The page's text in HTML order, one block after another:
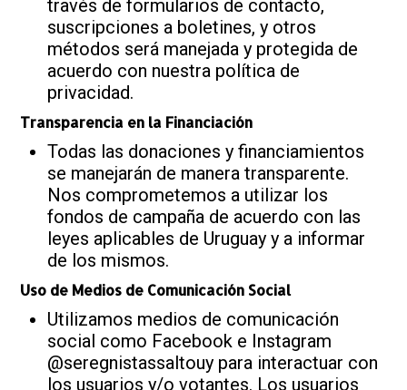
través de formularios de contacto,
suscripciones a boletines, y otros
métodos será manejada y protegida de
acuerdo con nuestra política de
privacidad.
Transparencia en la Financiación
Todas las donaciones y financiamientos
se manejarán de manera transparente.
Nos comprometemos a utilizar los
fondos de campaña de acuerdo con las
leyes aplicables de Uruguay y a informar
de los mismos.
Uso de Medios de Comunicación Social
Utilizamos medios de comunicación
social como Facebook e Instagram
@seregnistassaltouy para interactuar con
los usuarios y/o votantes. Los usuarios